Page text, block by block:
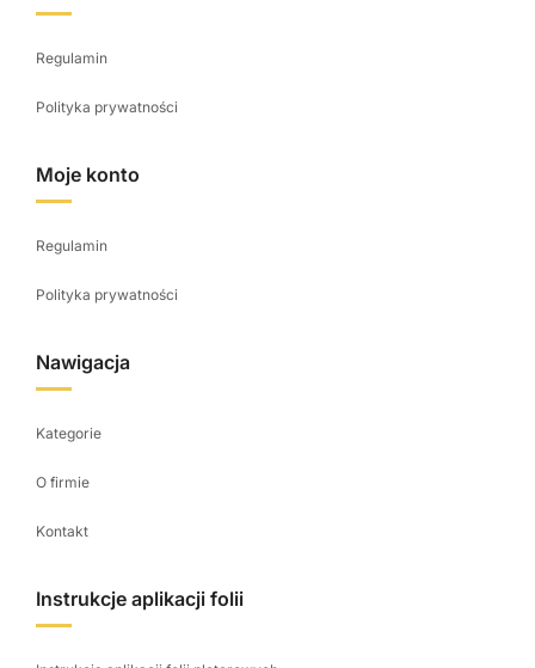
Regulamin
Polityka prywatności
Moje konto
Regulamin
Polityka prywatności
Nawigacja
Kategorie
O firmie
Kontakt
Instrukcje aplikacji folii